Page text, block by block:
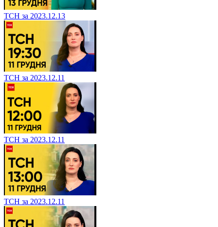
ТСН за 2023.12.13
ТСН за 2023.12.11
ТСН за 2023.12.11
ТСН за 2023.12.11